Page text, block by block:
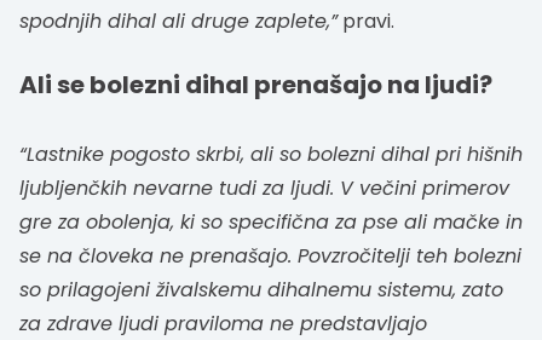
spodnjih dihal ali druge zaplete,”pravi.
Ali se bolezni dihal prenašajo na ljudi?
“Lastnike pogosto skrbi, ali so bolezni dihal pri hišnih
ljubljenčkih nevarne tudi za ljudi. V večini primerov
gre za obolenja, ki so specifična za pse ali mačke in
se na človeka ne prenašajo. Povzročitelji teh bolezni
so prilagojeni živalskemu dihalnemu sistemu, zato
za zdrave ljudi praviloma ne predstavljajo